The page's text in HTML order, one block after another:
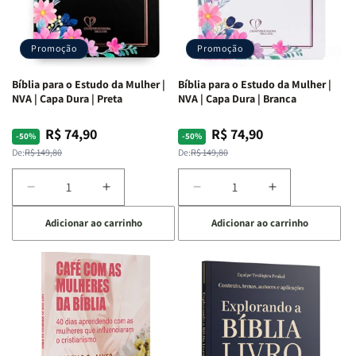
Promoção
Bíblia para o Estudo da Mulher |
NVA | Capa Dura | Preta
-50%
Preço
normal
De:R$ 149,80
Preço
promocional
R$ 74,90
Diminuir
a
quantidade
de
Bíblia
para
Estudo
da
Mulher
Aumentar
a
quantidade
de
Bíblia
para
o
Estudo
da
Mulher
Adicionar ao carrinho
Promoção
Bíblia para o Estudo da Mulher |
NVA | Capa Dura | Branca
-50%
Preço
normal
De:R$ 149,80
Preço
promocional
R$ 74,90
Diminuir
a
quantidade
de
Bíblia
o
Estudo
da
Mulher
Aumentar
a
quantidade
de
Bíblia
para
o
Estudo
Mulher
Adicionar ao carrinho